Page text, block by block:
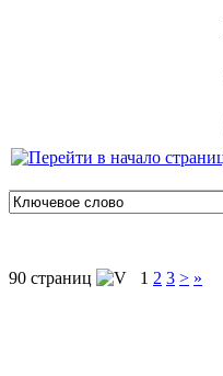
90 страниц 1 2 3 > »